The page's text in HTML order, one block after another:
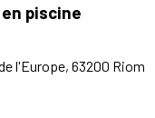
piscine
l'Europe, 63200 Riom